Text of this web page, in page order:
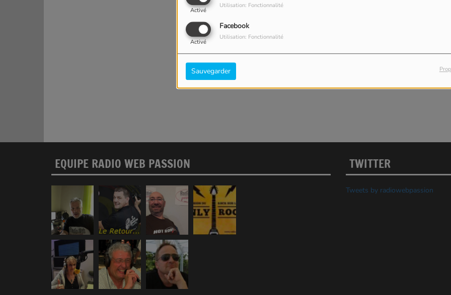
Activé
Utilisation: Fonctionnalité
Facebook
Activé
Utilisation: Fonctionnalité
Sauvegarder
EQUIPE RADIO WEB PASSION TWITTER
Tweets by radiowebpassion